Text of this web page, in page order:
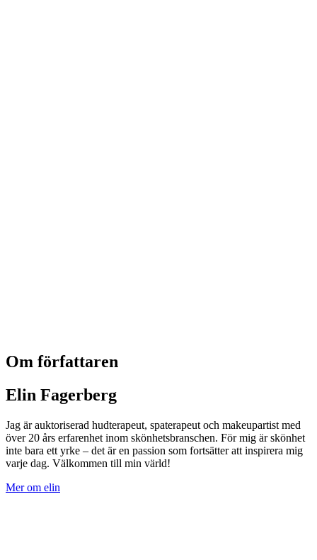
Om författaren
Elin Fagerberg
Jag är auktoriserad hudterapeut, spaterapeut och makeupartist med
över 20 års erfarenhet inom skönhetsbranschen. För mig är skönhet
inte bara ett yrke – det är en passion som fortsätter att inspirera mig
varje dag. Välkommen till min värld!
Mer om elin